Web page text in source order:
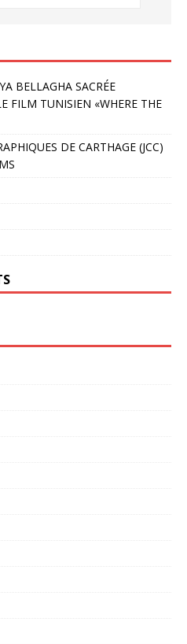
BELLAGHA SACRÉE
FILM TUNISIEN «WHERE THE
DE CARTHAGE (JCC)